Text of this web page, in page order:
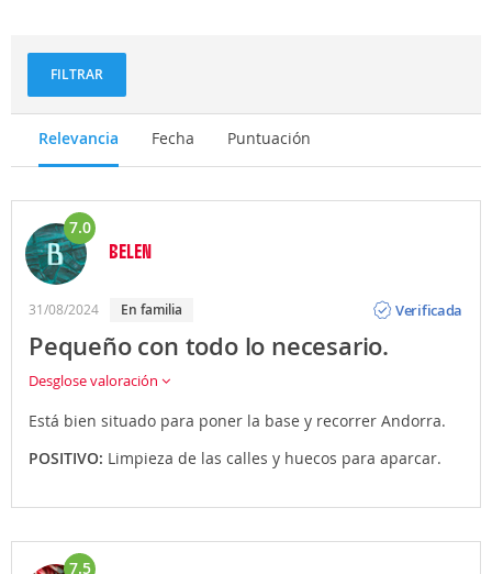
FILTRAR
Relevancia Fecha Puntuación
7.0
BELEN
31/08/2024 En familia
Verificada
Pequeño con todo lo necesario.
Desglose valoración
Está bien situado para poner la base y recorrer Andorra.
POSITIVO: Limpieza de las calles y huecos para aparcar.
7.5